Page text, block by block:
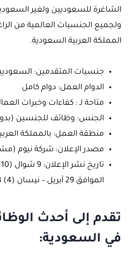
الشاغرة للسعوديين ولغير
ولجميع الجنسيات العالمية من
المملكة العربية السعودية.
جنسيات المتقدمين:
الدوام العمل: دوام كامل
متاحة لـ : كفاءات وخبرات
الجنس: وظائف للجنسين
منطقة العمل: بالمملكة
مصدر الإعلان: شركة نيوم
الموافق 29 أبريل – نيسان (4) 2023 ميلادي
تقدم إلى أحدث
في السعودية: